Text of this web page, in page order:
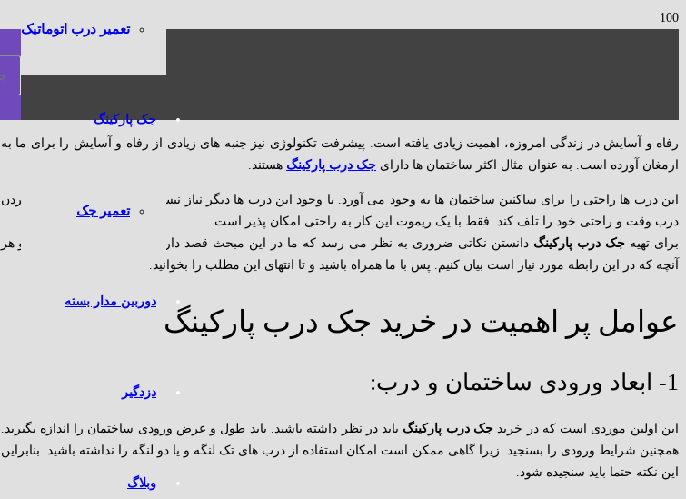
تعمیر درب اتوماتیک
جک پارکینگ
تعمیر جک
دوربین مدار بسته
دزدگیر
وبلاگ
رفاه و آسایش در زندگی امروزه، اهمیت زیادی یافته است. پیشرفت تکنولوژی نیز جنبه های زیادی از رفاه و آسایش را برای ما به
ارمغان آورده است. به عنوان مثال اکثر ساختمان ها دارای جک درب پارکینگ هستند.
این درب ها راحتی را برای ساکنین ساختمان ها به وجود می آورد. با وجود این درب ها دیگر نیاز نیست کسی برای باز و بسته کردن
درب وقت و راحتی خود را تلف کند. فقط با یک ریموت این کار به راحتی امکان پذیر است.
برای تهیه جک درب پارکینگ دانستن نکاتی ضروری به نظر می رسد که ما در این مبحث قصد داریم به این مبحث بپردازیم. و هر
آنچه که در این رابطه مورد نیاز است بیان کنیم. پس با ما همراه باشید و تا انتهای این مطلب را بخوانید.
عوامل پر اهمیت در خرید جک درب پارکینگ
1- ابعاد ورودی ساختمان و درب:
این اولین موردی است که در خرید جک درب پارکینگ باید در نظر داشته باشید. باید طول و عرض ورودی ساختمان را اندازه بگیرید.
همچنین شرایط ورودی را بسنجید. زیرا گاهی ممکن است امکان استفاده از درب های تک لنگه و یا دو لنگه را نداشته باشید. بنابراین
این نکته حتما باید سنجیده شود.